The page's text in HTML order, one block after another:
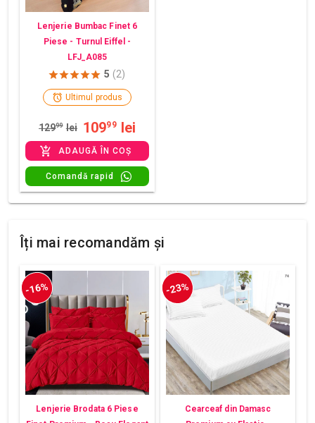
Lenjerie Bumbac Finet 6
Piese - Turnul Eiffel -
LFJ_A085
5 (2)
Ultimul produs
12999 lei 10999 lei
ADAUGĂ ÎN COȘ
Comandă rapid
Îți mai recomandăm și
-16%
Lenjerie Brodata 6 Piese
-23%
Cearceaf din Damasc